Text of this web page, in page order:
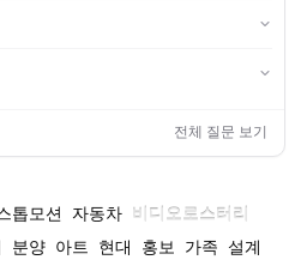
전체 질문 보기
톱모션 자동차 비디오로스터리
분양 아트 현대 홍보 가족 설계